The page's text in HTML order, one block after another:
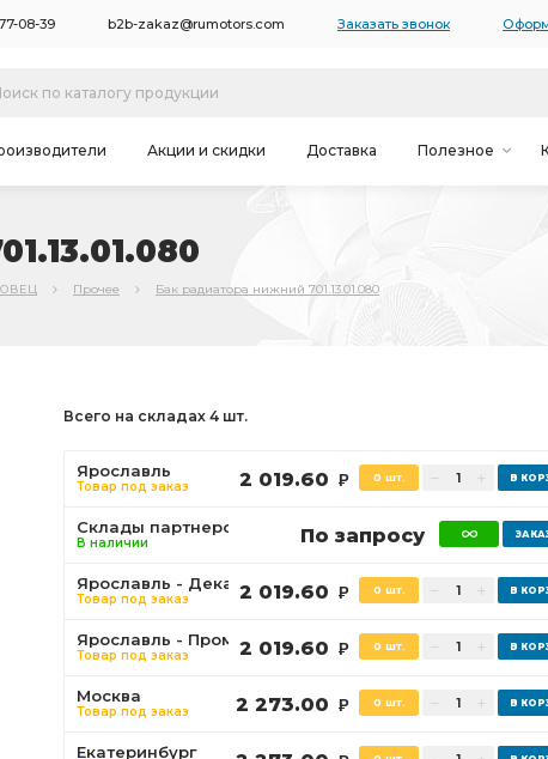
08-39 b2b-zakaz@rumotors.com Заказать звонок
Акции и скидки Доставка Полезное
Прочее Бак радиатора нижний 701.13.01.080
Всего на складах 4 шт.
Ярославль
Товар под заказ 2 019.60 Р 0 шт.
Склады партнеров
В наличии По запросу
Ярославль - Декабристов
Товар под заказ 2 019.60 Р 0 шт.
Ярославль - Промышленная
Товар под заказ 2 019.60 Р 0 шт.
Москва
Товар под заказ 2 273.00 Р 0 шт.
Екатеринбург